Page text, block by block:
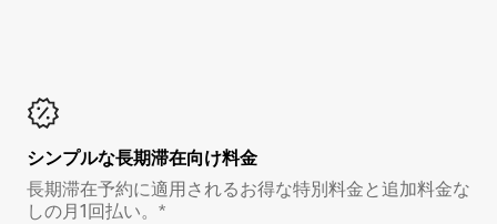
シンプルな長期滞在向け料金
長期滞在予約に適用されるお得な特別料金と追加料金な
しの月1回払い。*